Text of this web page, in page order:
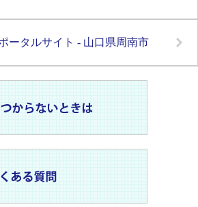
ータルサイト - 山口県周南市